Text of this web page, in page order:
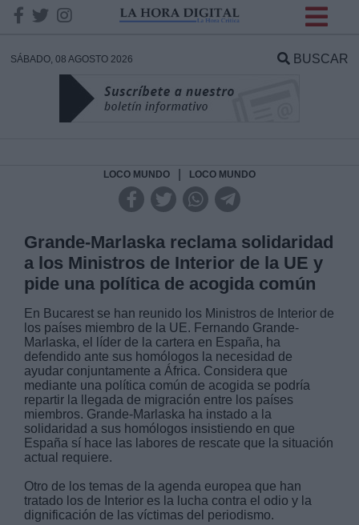
SÁBADO, 08 AGOSTO 2026 BUSCAR
LOCO MUNDO LOCO MUNDO
Grande-Marlaska reclama solidaridad
a los Ministros de Interior de la UE y
pide una política de acogida común
En Bucarest se han reunido los Ministros de Interior de
los países miembro de la UE. Fernando Grande-
Marlaska, el líder de la cartera en España, ha
defendido ante sus homólogos la necesidad de
ayudar conjuntamente a África. Considera que
mediante una política común de acogida se podría
repartir la llegada de migración entre los países
miembros. Grande-Marlaska ha instado a la
solidaridad a sus homólogos insistiendo en que
España sí hace las labores de rescate que la situación
actual requiere.
Otro de los temas de la agenda europea que han
tratado los de Interior es la lucha contra el odio y la
dignificación de las víctimas del periodismo.
DATOS
Responsable:
Legitimación:
Destinatarios:
Derechos:
link